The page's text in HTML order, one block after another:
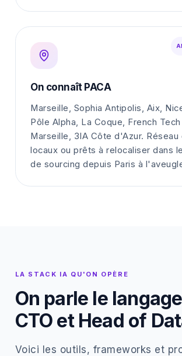
On connaît PACA
Marseille, Sophia Antipolis, Aix,
Pôle Alpha, La Coque, French
Marseille, 3IA Côte d'Azur.
locaux ou prêts à relocaliser dans
de sourcing depuis Paris à
LA STACK IA QU'ON OPÈRE
On parle le
CTO et Head of
Voici les outils, frameworks et